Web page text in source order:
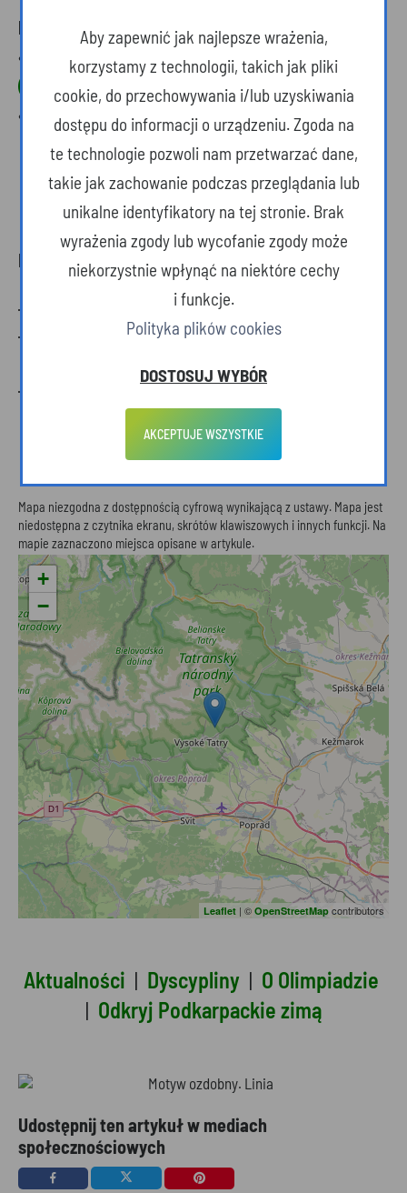
PLIKI DO POBRANIA
•
Zgłoszenie reprezentacji i lista meldunkowa
(plik xlsx, 83KB)
•
Oświadczenie RODO (plik DOCX, 26KB)
KONTAKTY
Koordynator sportu:
Sędzia Główny:Zofia Pocztarek– tel. 691 354
Delegat Techniczny:Zbigniew Czoch
790 658, z.czoch[małpka]pphuzz.pl
Mapa niezgodna z dostępnością cyfrową wynikającą z ustawy. Mapa jest
niedostępna z czytnika ekranu, skrótów klawiszowych i innych funkcji. Na
mapie zaznaczono miejsca opisane w artykule.
+
−
Leaflet | © OpenStreetMap contributors
Aktualności | Dyscypliny | O Olimpiadzie
| Odkryj Podkarpackie zimą
Udostępnij ten artykuł w mediach
społecznościowych
Aby zapewnić jak najlepsze wrażenia,
korzystamy z technologii, takich jak pliki
cookie, do przechowywania i/lub uzyskiwania
dostępu do informacji o urządzeniu. Zgoda na
te technologie pozwoli nam przetwarzać dane,
takie jak zachowanie podczas przeglądania lub
unikalne identyfikatory na tej stronie. Brak
wyrażenia zgody lub wycofanie zgody może
niekorzystnie wpłynąć na niektóre cechy
i funkcje.
Polityka plików cookies
DOSTOSUJ WYBÓR
AKCEPTUJE WSZYSTKIE